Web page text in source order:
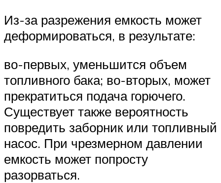
Из-за разрежения емкость может
деформироваться, в результате:
во-первых, уменьшится объем
топливного бака; во-вторых, может
прекратиться подача горючего.
Существует также вероятность
повредить заборник или топливный
насос. При чрезмерном давлении
емкость может попросту
разорваться.